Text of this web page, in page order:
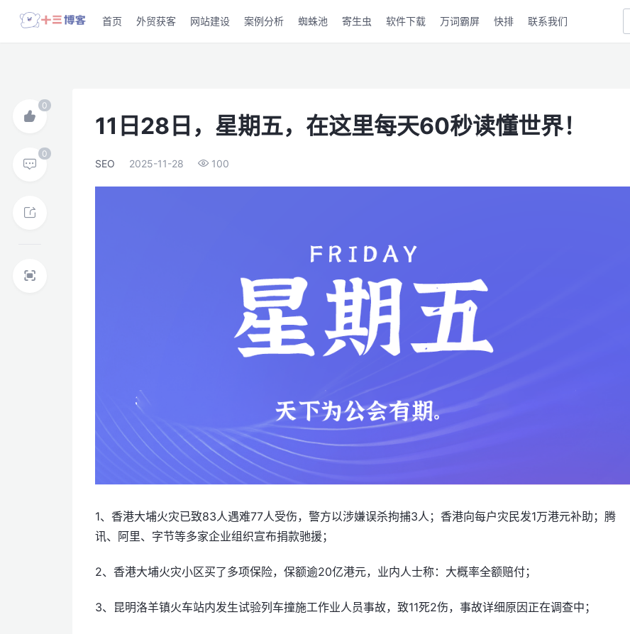
首页 外贸获客 网站建设 案例分析 蜘蛛池 寄生虫 软件下载 万词霸屏 快排 联系我们
11日28日，星期五，在这里每天60秒读懂世界！
SEO 2025-11-28 100
1、香港大埔火灾已致83人遇难77人受伤，警方以涉嫌误杀拘捕3人；香港向每户灾民发1万港元补助；腾
讯、阿里、字节等多家企业组织宣布捐款驰援；
2、香港大埔火灾小区买了多项保险，保额逾20亿港元，业内人士称：大概率全额赔付；
3、昆明洛羊镇火车站内发生试验列车撞施工作业人员事故，致11死2伤，事故详细原因正在调查中；